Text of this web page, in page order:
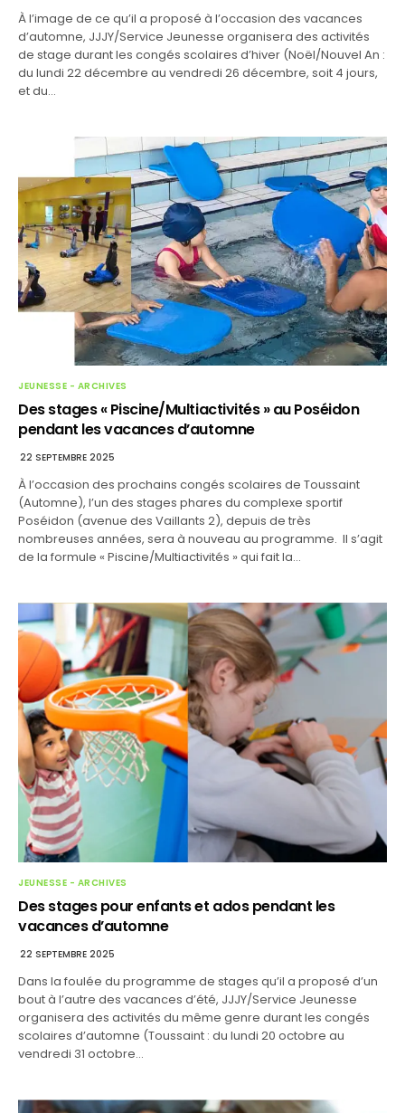
À l’image de ce qu’il a proposé à l’occasion des vacances
d’automne, JJJY/Service Jeunesse organisera des activités
de stage durant les congés scolaires d’hiver (Noël/Nouvel An :
du lundi 22 décembre au vendredi 26 décembre, soit 4 jours,
et du…
JEUNESSE - ARCHIVES
Des stages « Piscine/Multiactivités » au Poséidon
pendant les vacances d’automne
22 SEPTEMBRE 2025
À l’occasion des prochains congés scolaires de Toussaint
(Automne), l’un des stages phares du complexe sportif
Poséidon (avenue des Vaillants 2), depuis de très
nombreuses années, sera à nouveau au programme. Il s’agit
de la formule « Piscine/Multiactivités » qui fait la…
JEUNESSE - ARCHIVES
Des stages pour enfants et ados pendant les
vacances d’automne
22 SEPTEMBRE 2025
Dans la foulée du programme de stages qu’il a proposé d’un
bout à l’autre des vacances d’été, JJJY/Service Jeunesse
organisera des activités du même genre durant les congés
scolaires d’automne (Toussaint : du lundi 20 octobre au
vendredi 31 octobre…